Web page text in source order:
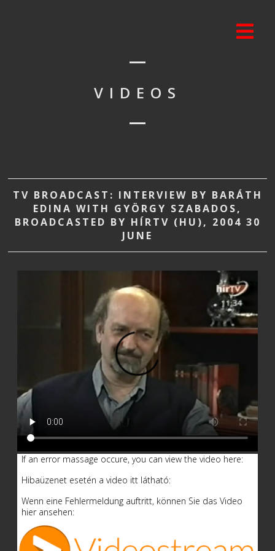
VIDEOS
TV BROADCAST: INTERVIEW BY BARÁTH
EDINA WITH GYÖRGY SZABADOS,
BROADCASTED BY HÍRTV (HU), 2004 30
JUNE
If an error massage occure, you can view the video here:
Hibaüzenet esetén a video itt látható:
Wenn eine Fehlermeldung auftritt, können Sie das Video
hier ansehen: